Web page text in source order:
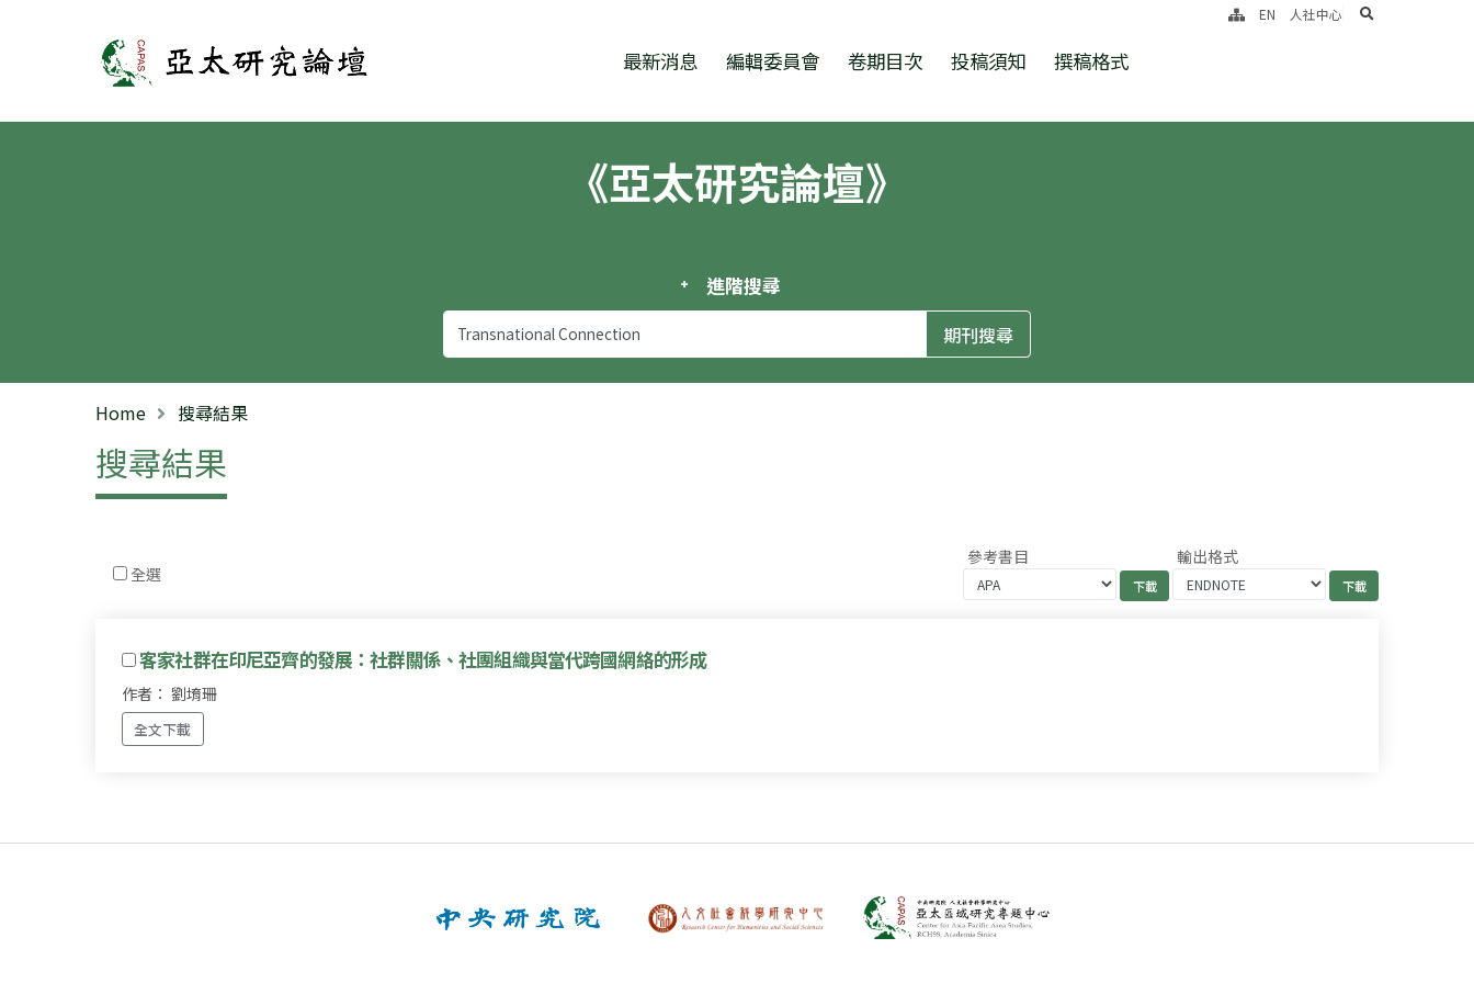
亞太研究論壇 最新消息 編輯委員會 卷期目次 投稿須知 撰稿格式
EN 人社中心 search
《亞太研究論壇》
進階搜尋
Home 搜尋結果
搜尋結果
全選
參考書目 輸出格式
客家社群在印尼亞齊的發展：社群關係、社團組織與當代跨國網絡的形成
作者： 劉堉珊
全文下載